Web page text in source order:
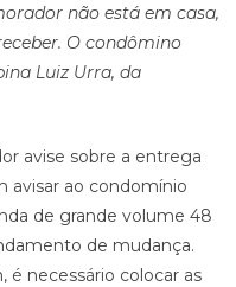
não está em casa,
O condômino
Luiz Urra, da
avise sobre a entrega
avisar ao condomínio
de grande volume 48
de mudança.
necessário colocar as